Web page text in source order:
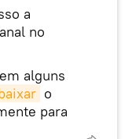
a
no
alguns
o
para